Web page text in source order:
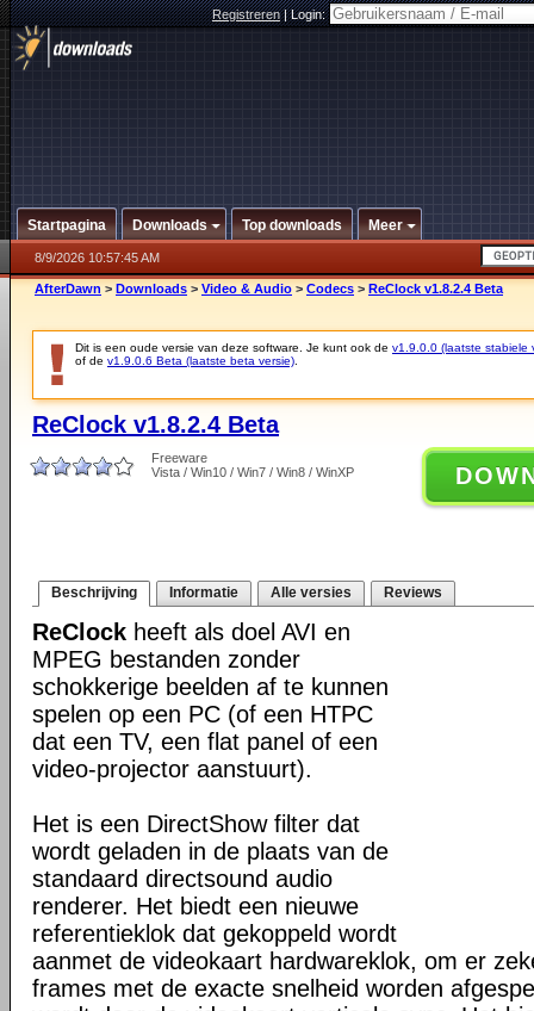
Registreren|Login:
Startpagina Downloads Top downloads Meer
8/9/2026 10:57:45 AM
AfterDawn > Downloads > Video & Audio > Codecs > ReClock v1.8.2.4 Beta
Dit is een oude versie van deze software. Je kunt ook de v1.9.0.0 (laatste stabiele
of de v1.9.0.6 Beta (laatste beta versie)
ReClock v1.8.2.4 Beta
Freeware
Vista / Win10 / Win7 / Win8 / WinXP
Beschrijving Informatie Alle versies Reviews
ReClock heeft als doel AVI en
MPEG bestanden zonder
schokkerige beelden af te kunnen
spelen op een PC (of een HTPC
dat een TV, een flat panel of een
video-projector aanstuurt).
Het is een DirectShow filter dat
wordt geladen in de plaats van de
standaard directsound audio
renderer. Het biedt een nieuwe
referentieklok dat gekoppeld wordt
aanmet de videokaart hardwareklok, om er
frames met de exacte snelheid worden